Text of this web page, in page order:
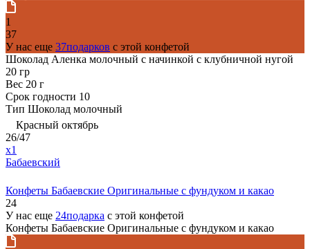
1
37
У нас еще 37подарков с этой конфетой
Шоколад Аленка молочный с начинкой с клубничной нугой
20 гр
Вес 20 г
Срок годности 10
Тип Шоколад молочный
Красный октябрь
26/47
x1
Бабаевский
Конфеты Бабаевские Оригинальные с фундуком и какао
24
У нас еще 24подарка с этой конфетой
Конфеты Бабаевские Оригинальные с фундуком и какао